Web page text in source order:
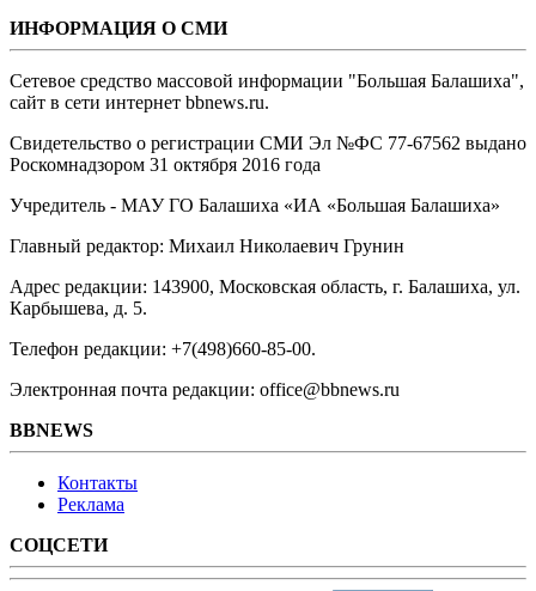
ИНФОРМАЦИЯ О СМИ
Сетевое средство массовой информации "Большая Балашиха",
сайт в сети интернет bbnews.ru.
Свидетельство о регистрации СМИ Эл №ФС ‎77-67562 выдано
Роскомнадзором 31 октября 2016 года
Учредитель - МАУ ГО Балашиха «ИА «Большая Балашиха»
Главный редактор: Михаил Николаевич Грунин
Адрес редакции: 143900, Московская область, г. Балашиха, ул.
Карбышева, д. 5.
Телефон редакции: +7(498)660-85-00.
Электронная почта редакции: office@bbnews.ru
BBNEWS
Контакты
Реклама
СОЦСЕТИ